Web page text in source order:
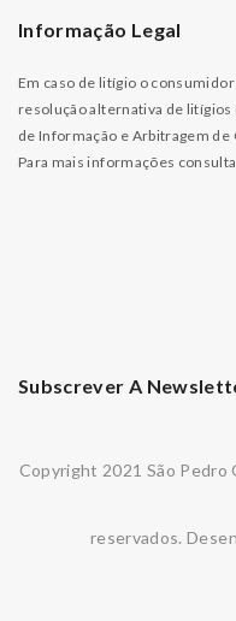
Informação Legal
Em caso de litígio o
resolução alternativa de litígios
de Informação e Arbitragem
Para mais informações
Subscrever A
Copyright 2021 São Pedro
reservados.